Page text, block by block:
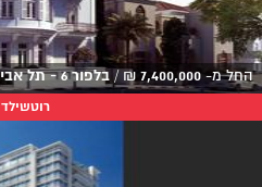
החל מ- 7,400,000
₪
/ בלפור 6 - תל אביב - יפו
רוטשילד 17